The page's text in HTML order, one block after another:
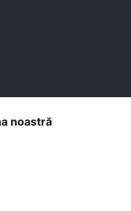
noastră